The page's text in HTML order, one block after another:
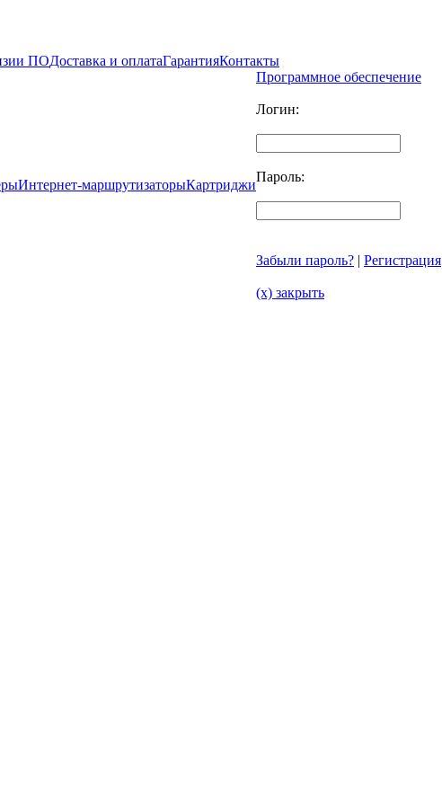
ПОДоставка и оплатаГарантияКонтакты
Интернет-маршрутизаторыКартриджи
Программное обеспечение
Логин:
Пароль:
Забыли пароль? | Регистрация
(x) закрыть